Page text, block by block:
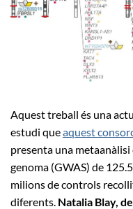
Aquest treball és una
estudi queaquest
presenta una
genoma (GWAS) de
milions de controls
diferents. Natalia Blay,